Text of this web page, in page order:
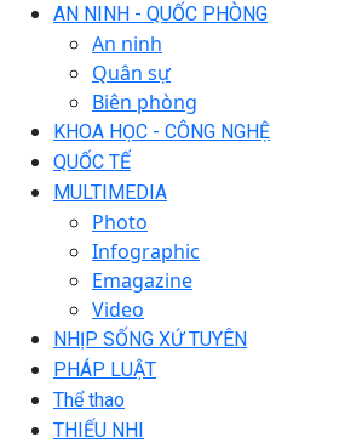
AN NINH - QUỐC PHÒNG
An ninh
Quân sự
Biên phòng
KHOA HỌC - CÔNG NGHỆ
QUỐC TẾ
MULTIMEDIA
Photo
Infographic
Emagazine
Video
NHỊP SỐNG XỨ TUYÊN
PHÁP LUẬT
Thể thao
THIẾU NHI